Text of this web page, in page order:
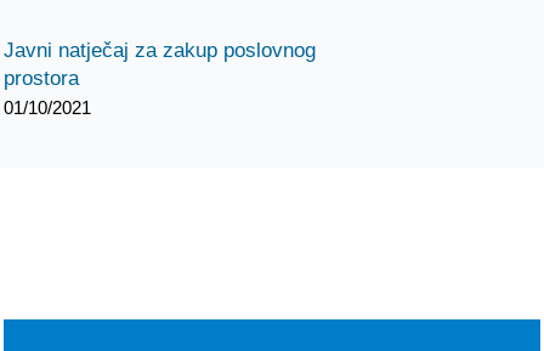
Javni natječaj za zakup poslovnog
prostora
01/10/2021